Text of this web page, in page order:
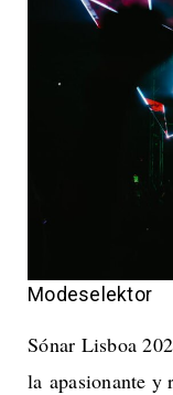
Modeselektor
Sónar Lisboa
la apasionante y